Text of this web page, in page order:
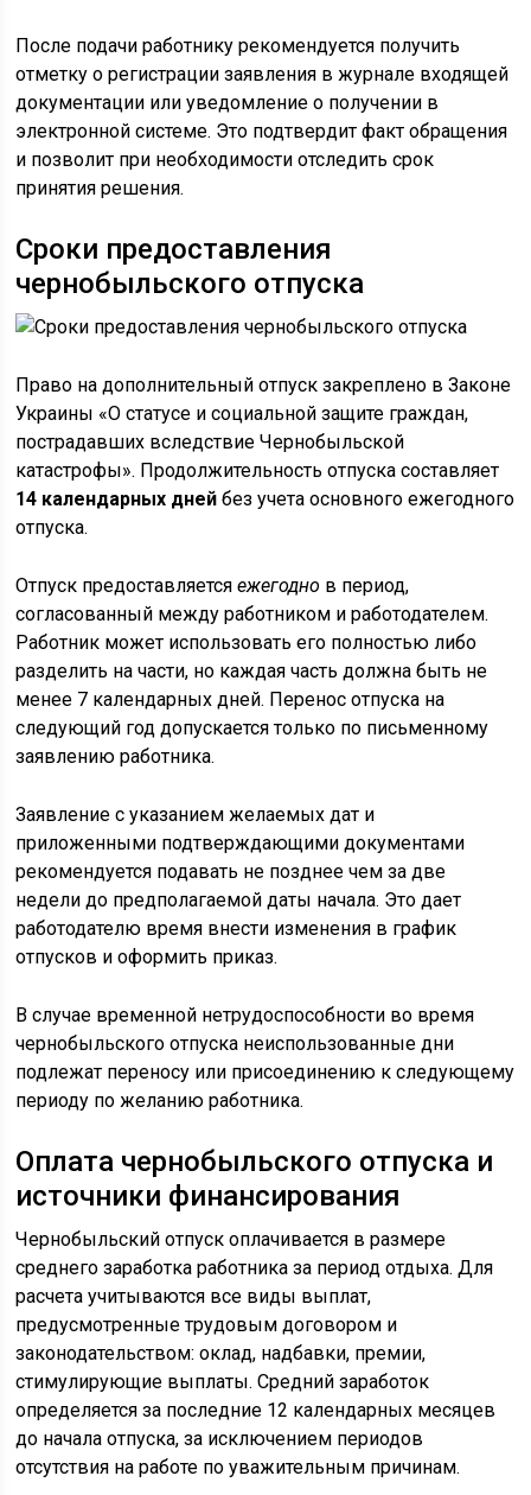
После подачи работнику рекомендуется получить
отметку о регистрации заявления в журнале входящей
документации или уведомление о получении в
электронной системе. Это подтвердит факт обращения
и позволит при необходимости отследить срок
принятия решения.
Сроки предоставления
чернобыльского отпуска
Право на дополнительный отпуск закреплено в Законе
Украины «О статусе и социальной защите граждан,
пострадавших вследствие Чернобыльской
катастрофы». Продолжительность отпуска составляет
14 календарных дней без учета основного ежегодного
отпуска.
Отпуск предоставляетсяежегодно в период,
согласованный между работником и работодателем.
Работник может использовать его полностью либо
разделить на части, но каждая часть должна быть не
менее 7 календарных дней. Перенос отпуска на
следующий год допускается только по письменному
заявлению работника.
Заявление с указанием желаемых дат и
приложенными подтверждающими документами
рекомендуется подавать не позднее чем за две
недели до предполагаемой даты начала. Это дает
работодателю время внести изменения в график
отпусков и оформить приказ.
В случае временной нетрудоспособности во время
чернобыльского отпуска неиспользованные дни
подлежат переносу или присоединению к следующему
периоду по желанию работника.
Оплата чернобыльского отпуска и
источники финансирования
Чернобыльский отпуск оплачивается в размере
среднего заработка работника за период отдыха. Для
расчета учитываются все виды выплат,
предусмотренные трудовым договором и
законодательством: оклад, надбавки, премии,
стимулирующие выплаты. Средний заработок
определяется за последние 12 календарных месяцев
до начала отпуска, за исключением периодов
отсутствия на работе по уважительным причинам.